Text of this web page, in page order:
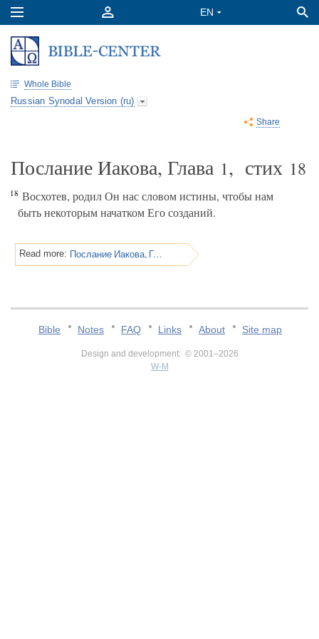
Whole Bible
Russian Synodal Version (ru)
Share
Послание Иакова, Глава 1, стих 18
18 Восхотев, родил Он нас словом истины, чтобы нам
быть некоторым начатком Его созданий.
Read more: Послание Иакова, Глава 1
Bible Notes FAQ Links About Site map
Design and development: © 2001–2026
W-M